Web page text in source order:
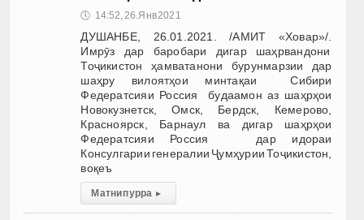
🕔 14:52, 26.Янв 2021
ДУШАНБЕ, 26.01.2021. /АМИТ «Ховар»/.
Имрӯз дар баробари дигар шаҳрвандони
Тоҷикистон ҳамватанони бурунмарзии дар
шаҳру вилоятҳои минтақаи Сибири
Федератсияи Россия будаамон аз шаҳрҳои
Новокузнетск, Омск, Бердск, Кемерово,
Красноярск, Барнаул ва дигар шаҳрҳои
Федератсияи Россия дар идораи
Консулгарии генералии Ҷумҳурии Тоҷикистон,
воқеъ
Матни пурра ▸